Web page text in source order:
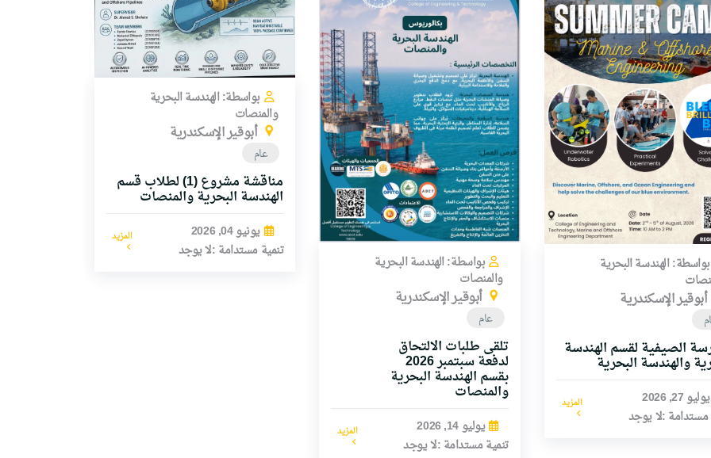
بواسطة: الهندسة البحرية
أبوقير الإسكندرية
الصيفية لقسم الهندسة
والهندسة البحرية
يوليو 27, 2026
مستدامة :لا يوجد
المزيد
بواسطة: الهندسة البحرية
والمنصات
أبوقير الإسكندرية
عام
تلقى طلبات الالتحاق
لدفعة سبتمبر 2026
بقسم الهندسة البحرية
والمنصات
يوليو 14, 2026
تنمية مستدامة :لا يوجد
المزيد
بواسطة: الهندسة البحرية
والمنصات
أبوقير الإسكندرية
عام
مناقشة مشروع (1) لطلاب قسم
الهندسة البحرية والمنصات
يونيو 04, 2026
تنمية مستدامة :لا يوجد
المزيد